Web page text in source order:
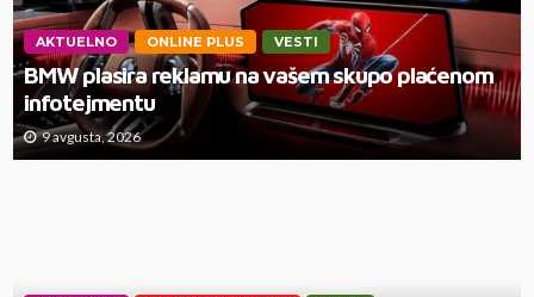
AKTUELNO ONLINE PLUS VESTI
BMW plasira reklamu na vašem skupo plaćenom
infotejmentu
9 avgusta, 2026